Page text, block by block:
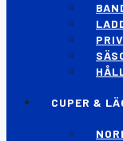
CUPER &